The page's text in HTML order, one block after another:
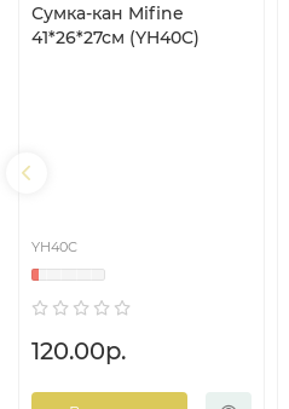
Сумка-кан Mifine
41*26*27см (YH40C)
YH40C
120.00р.